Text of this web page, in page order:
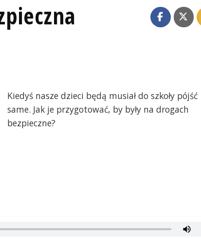
Kiedyś nasze dzieci będą musiał do szkoły pójść
same. Jak je przygotować, by były na drogach
bezpieczne?